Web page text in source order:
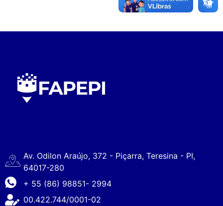
Av. Odilon Araújo, 372 - Piçarra, Teresina - PI,
64017-280
+ 55 (86) 98851- 2994
00.422.744/0001-02